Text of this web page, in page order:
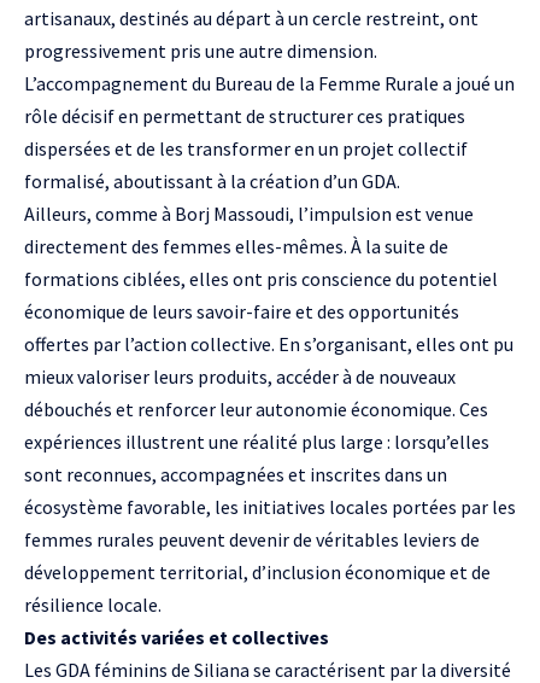
artisanaux, destinés au départ à un cercle restreint, ont
progressivement pris une autre dimension.
L’accompagnement du Bureau de la Femme Rurale a joué un
rôle décisif en permettant de structurer ces pratiques
dispersées et de les transformer en un projet collectif
formalisé, aboutissant à la création d’un GDA.
Ailleurs, comme à Borj Massoudi, l’impulsion est venue
directement des femmes elles-mêmes. À la suite de
formations ciblées, elles ont pris conscience du potentiel
économique de leurs savoir-faire et des opportunités
offertes par l’action collective. En s’organisant, elles ont pu
mieux valoriser leurs produits, accéder à de nouveaux
débouchés et renforcer leur autonomie économique. Ces
expériences illustrent une réalité plus large : lorsqu’elles
sont reconnues, accompagnées et inscrites dans un
écosystème favorable, les initiatives locales portées par les
femmes rurales peuvent devenir de véritables leviers de
développement territorial, d’inclusion économique et de
résilience locale.
Des activités variées et collectives
Les GDA féminins de Siliana se caractérisent par la diversité